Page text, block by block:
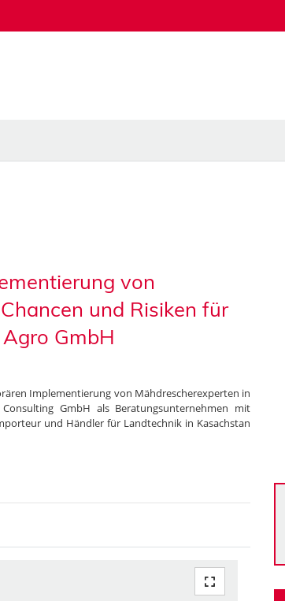
von
und Risiken für
GmbH
Implementierung von Mähdrescherexperten in
GmbH als Beratungsunternehmen mit
und Händler für Landtechnik in Kasachstan